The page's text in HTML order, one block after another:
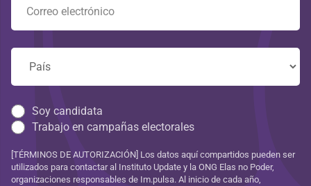
Soy candidata
Trabajo en campañas electorales
[TÉRMINOS DE AUTORIZACIÓN] Los datos aquí compartidos pueden ser
utilizados para contactar al Instituto Update y la ONG Elas no Poder,
organizaciones responsables de Im.pulsa. Al inicio de cada año,